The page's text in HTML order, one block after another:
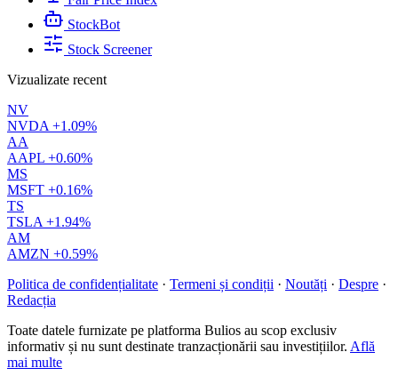
StockBot
Stock Screener
Vizualizate recent
NV
NVDA +1.09%
AA
AAPL +0.60%
MS
MSFT +0.16%
TS
TSLA +1.94%
AM
AMZN +0.59%
Politica de confidențialitate · Termeni și condiții · Noutăți · Despre ·
Redacția
Toate datele furnizate pe platforma Bulios au scop exclusiv
informativ și nu sunt destinate tranzacționării sau investițiilor. Află
mai multe